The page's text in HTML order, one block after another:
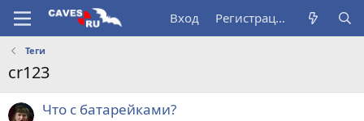
Вход Регистрация
Теги
cr123
Что с батарейками?